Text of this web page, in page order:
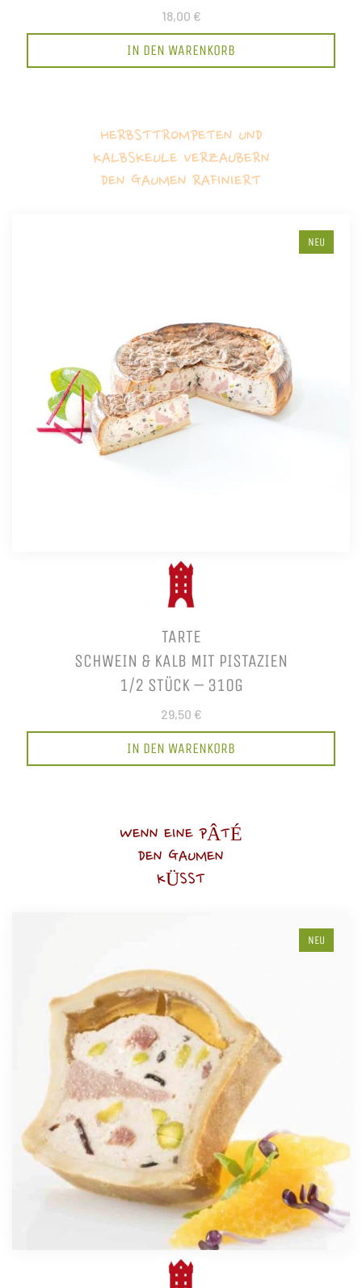
18,00 €
IN DEN WARENKORB
HERBSTTROMPETEN UND
KALBSKEULE VERZAUBERN
DEN GAUMEN RAFINIERT
NEU
TARTE
SCHWEIN & KALB MIT PISTAZIEN
1/2 STÜCK – 310G
29,50 €
IN DEN WARENKORB
WENN EINE PÂTÉ
DEN GAUMEN
KÜSST
NEU